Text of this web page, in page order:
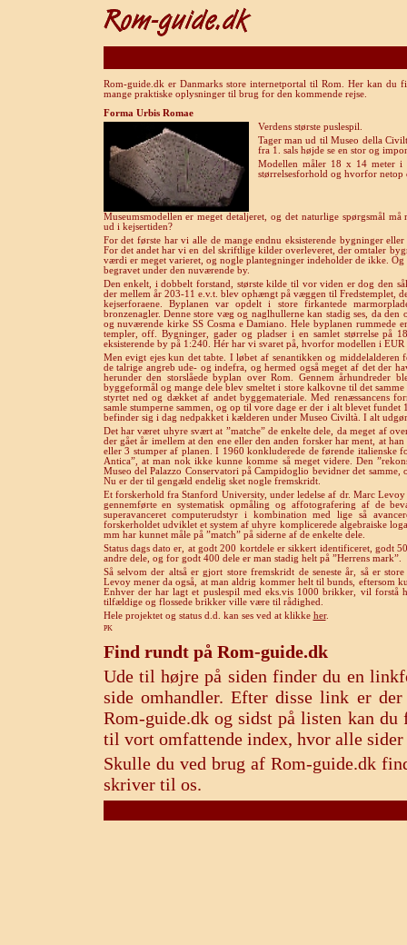
Rom-guide.dk er Danmarks store internetportal til Rom. Her kan du
mange praktiske oplysninger til brug for den kommende rejse.
Forma Urbis Romae
Verdens største puslespil.
Tager man ud til Museo della
fra 1. sals højde se en stor og
Modellen måler 18 x 14 meter i
størrelsesforhold og hvorfor netop
Museumsmodellen er meget detaljeret, og det naturlige spørgsmål
ud i kejsertiden?
For det første har vi alle de mange endnu eksisterende bygninger
For det andet har vi en del skriftlige kilder overleveret, der omtaler
værdi er meget varieret, og nogle plantegninger indeholder de ikke.
begravet under den nuværende by.
Den enkelt, i dobbelt forstand, største kilde til vor viden er dog den
der mellem år 203-11 e.v.t. blev ophængt på væggen til Fredstemplet,
kejserforaene. Byplanen var opdelt i store firkantede
bronzenagler. Denne store væg og naglhullerne kan stadig ses, da
og nuværende kirke SS Cosma e Damiano. Hele byplanen rummede
templer, off. Bygninger, gader og pladser i en samlet størrelse på
eksisterende by på 1:240. Hér har vi svaret på, hvorfor modellen i EUR
Men evigt ejes kun det tabte. I løbet af senantikken og
de talrige angreb ude- og indefra, og hermed også meget af det der
herunder den storslåede byplan over Rom. Gennem århundreder
byggeformål og mange dele blev smeltet i store kalkovne til det
styrtet ned og dækket af andet byggemateriale. Med renæssancens
samle stumperne sammen, og op til vore dage er der i alt blevet fundet
befinder sig i dag nedpakket i kælderen under Museo Civiltà. I alt
Det har været uhyre svært at ”matche” de enkelte dele, da meget af
der gået år imellem at den ene eller den anden forsker har ment, at
eller 3 stumper af planen. I 1960 konkluderede de førende italienske
Antica”, at man nok ikke kunne komme så meget videre. Den
Museo del Palazzo Conservatori på Campidoglio bevidner det
Nu er der til gengæld endelig sket nogle fremskridt.
Et forskerhold fra Stanford University, under ledelse af dr. Marc
gennemførte en systematisk opmåling og affotografering af de
superavanceret computerudstyr i kombination med lige så
forskerholdet udviklet et system af uhyre komplicerede algebraiske
mm har kunnet måle på ”match” på siderne af de enkelte dele.
Status dags dato er, at godt 200 kortdele er sikkert identificeret, godt
andre dele, og for godt 400 dele er man stadig helt på ”Herrens mark”.
Så selvom der altså er gjort store fremskridt de seneste år, så er
Levoy mener da også, at man aldrig kommer helt til bunds, eftersom
Enhver der har lagt et puslespil med eks.vis 1000 brikker, vil
tilfældige og flossede brikker ville være til rådighed.
Hele projektet og status d.d. kan ses ved at klikke her.
PK
Find rundt på Rom-guide.dk
Ude til højre på siden finder du en
side omhandler. Efter disse link er
Rom-guide.dk og sidst på listen kan
til vort omfattende index, hvor alle
Skulle du ved brug af Rom-guide.dk
skriver til os.